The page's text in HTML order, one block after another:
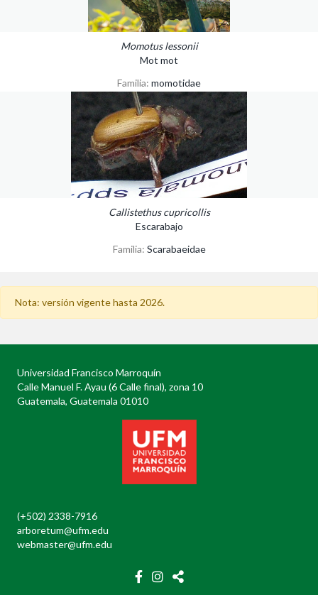
Momotus lessonii
Mot mot
Familia: momotidae
Callistethus cupricollis
Escarabajo
Familia: Scarabaeidae
Nota: versión vigente hasta 2026.
Universidad Francisco Marroquín
Calle Manuel F. Ayau (6 Calle final), zona 10
Guatemala, Guatemala 01010
(+502) 2338-7916
arboretum@ufm.edu
webmaster@ufm.edu